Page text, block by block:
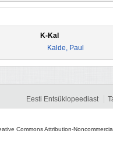
K-Kal
Kalde, Paul
Eesti Entsüklopeediast
Commons Attribution-